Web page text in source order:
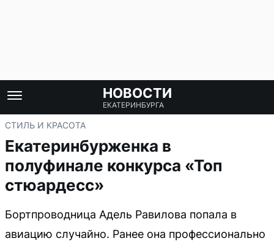
НОВОСТИ
ЕКАТЕРИНБУРГА
СТИЛЬ И КРАСОТА
Екатеринбурженка в
полуфинале конкурса «Топ
стюардесс»
Бортпроводница Адель Равилова попала в
авиацию случайно. Ранее она профессионально